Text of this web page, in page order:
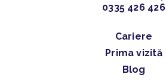
0335 426 426
Cariere
Prima vizită
Blog